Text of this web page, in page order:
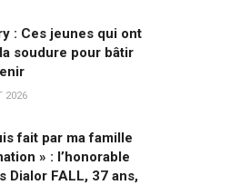
: Ces jeunes qui ont
soudure pour bâtir
2026
fait par ma famille
» : l’honorable
Dialor FALL, 37 ans,